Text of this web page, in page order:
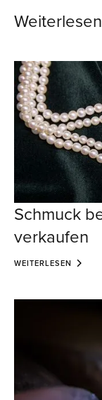
Schmuck
verkaufen
WEITERLESEN